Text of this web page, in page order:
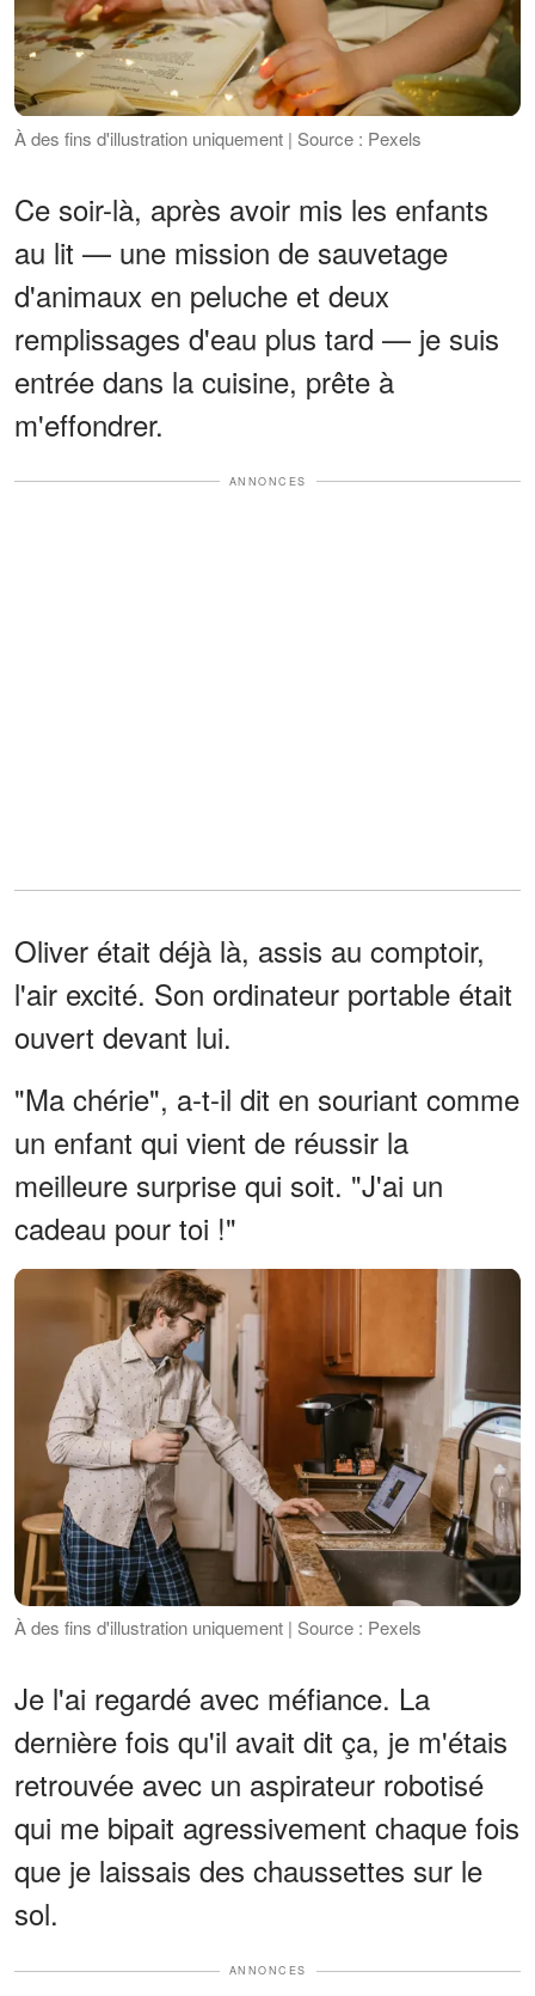
À des fins d'illustration uniquement | Source : Pexels
Ce soir-là, après avoir mis les enfants
au lit — une mission de sauvetage
d'animaux en peluche et deux
remplissages d'eau plus tard — je suis
entrée dans la cuisine, prête à
m'effondrer.
ANNONCES
Oliver était déjà là, assis au comptoir,
l'air excité. Son ordinateur portable était
ouvert devant lui.
"Ma chérie", a-t-il dit en souriant comme
un enfant qui vient de réussir la
meilleure surprise qui soit. "J'ai un
cadeau pour toi !"
À des fins d'illustration uniquement | Source : Pexels
Je l'ai regardé avec méfiance. La
dernière fois qu'il avait dit ça, je m'étais
retrouvée avec un aspirateur robotisé
qui me bipait agressivement chaque fois
que je laissais des chaussettes sur le
sol.
ANNONCES